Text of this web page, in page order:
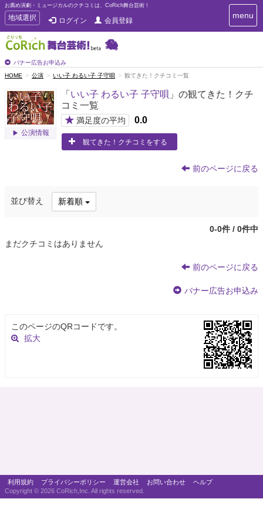
お薦め演劇・ミュージカルのクチコミは、CoRich舞台芸術！
T
o
g
g
e
n
v
i
g
a
地域選択 ログイン 会員登録
バナー広告お申込み
T
o
a
i
menu
HOME 公演 いい子 わるい子 子守唄 観てきた！クチコミ一覧
公演情報
「 いい子 わるい子 子守唄 」の観てきた！クチ
コミ一覧
★ 満足度の平均 0.0
観てきた！クチコミをする
前のページに戻る
並び替え 新着順
0-0件 / 0件中
まだクチコミはありません
前のページに戻る
バナー広告お申込み
このページのQRコードです。
拡大
利用規約 プライバシーポリシー 運営会社 お問い合わせ
ヘルプ
Copyright © 2026 CoRich,Inc. All rights reserved.